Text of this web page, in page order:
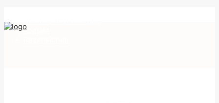
Kontakt